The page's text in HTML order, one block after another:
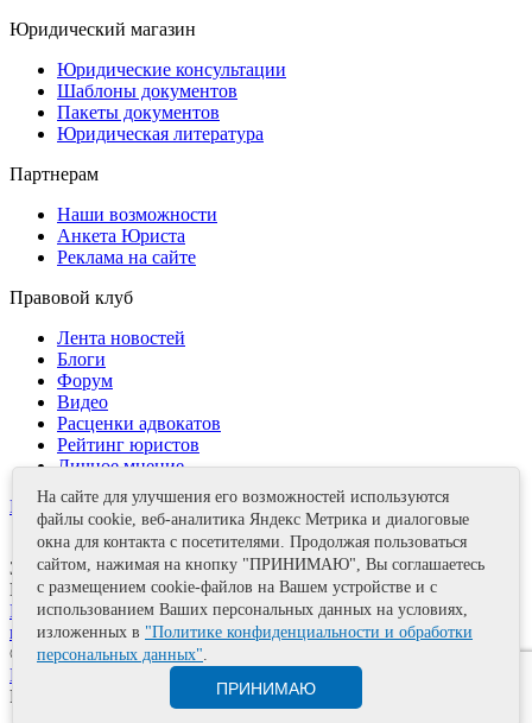
Юридический магазин
Юридические консультации
Шаблоны документов
Пакеты документов
Юридическая литература
Партнерам
Наши возможности
Анкета Юриста
Реклама на сайте
Правовой клуб
Лента новостей
Блоги
Форум
Видео
Расценки адвокатов
Рейтинг юристов
Личное мнение
Контакты
Задать вопрос
Поделиться
Политика информационной безопасности Правила
использования материалов
© 2011—2026 А.Е. Мишушин
Карта сайта
Разработка сайта
На сайте для улучшения его возможностей используются
файлы cookie, веб-аналитика Яндекс Метрика и диалоговые
окна для контакта с посетителями. Продолжая пользоваться
сайтом, нажимая на кнопку "ПРИНИМАЮ", Вы соглашаетесь
с размещением cookie-файлов на Вашем устройстве и с
использованием Ваших персональных данных на условиях,
изложенных в "Политике конфиденциальности и обработки
персональных данных".
ПРИНИМАЮ